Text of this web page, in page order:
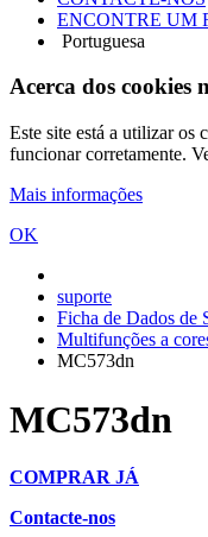
ENCONTRE UM
Portuguesa
Acerca dos cookies
Este site está a utilizar os
funcionar corretamente.
Mais informações
OK
suporte
Ficha de Dados de
Multifunções a
MC573dn
MC573dn
COMPRAR JÁ
Contacte-nos